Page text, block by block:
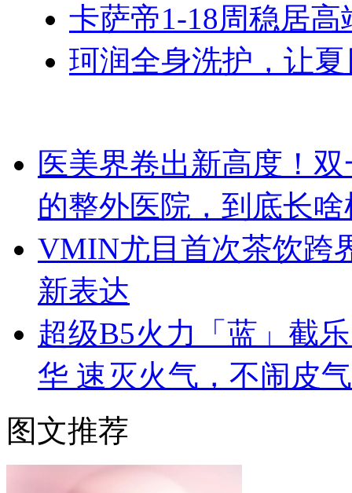
卡萨帝1-18周稳居
珂润全身洗护，让
医美界卷出新高度！
的整外医院，到底长啥
VMIN尤目首次茶饮跨
新表达
超级B5火力「蓝」截
华 速灭火气，不闹皮气
图文推荐